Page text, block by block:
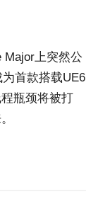
Major上突然公
首款搭载UE6
瓶颈将被打